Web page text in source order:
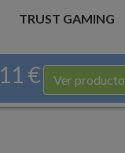
TRUST GAMING
11 € Ver producto